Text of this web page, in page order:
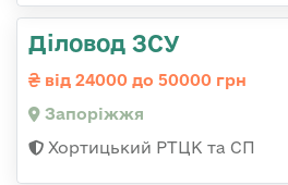
Діловод ЗСУ
від 24000 до 50000 грн
Запоріжжя
Хортицький РТЦК та СП